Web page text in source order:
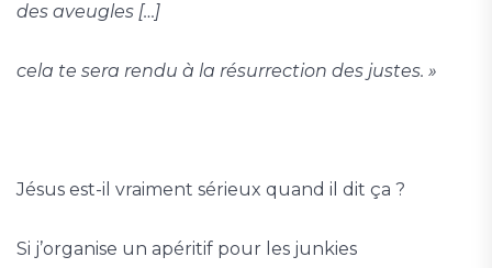
des aveugles […]
cela te sera rendu à la résurrection des justes. »
Jésus est-il vraiment sérieux quand il dit ça ?
Si j’organise un apéritif pour les junkies